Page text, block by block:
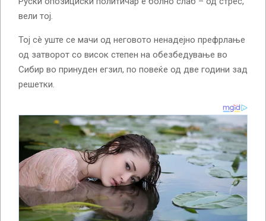
вели тој.
Тој сè уште се мачи од неговото ненадејно префрлање
од затворот со висок степен на обезбедување во
Сибир во принуден егзил, по повеќе од две години зад
решетки.